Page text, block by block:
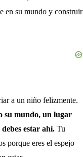
en su mundo y construir
a un niño felizmente.
su mundo, un lugar
estar ahí. Tu
porque eres el espejo